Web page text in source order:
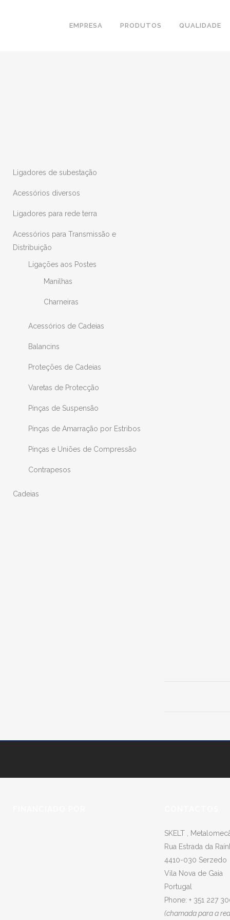
EMPRESA PRODUTOS QUALIDADE
Ligadores de subestação
Acessórios diversos
Ligadores para rede terra
Acessórios para Transmissão e
Distribuição
Ligações aos Postes
Manilhas
Charneiras
Acessórios de Cadeias
Balancins
Proteções de Cadeias
Varetas de Protecção
Pinças de Suspensão
Pinças de Amarração por Estribos
Pinças e Uniões de Compressão
Contrapesos
Cadeias
SKELT ,
Rua Estrada da
4410-030 Serzedo
Vila Nova de Gaia
Portugal
Phone: + 351 227
(chamada para a